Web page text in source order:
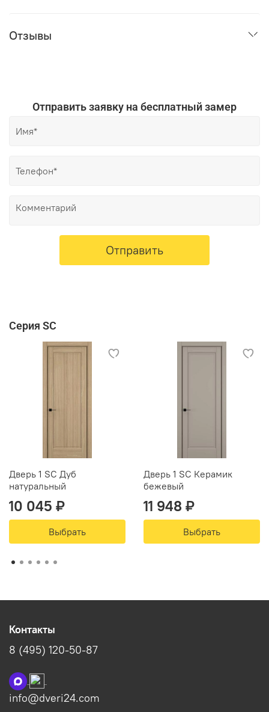
Отзывы
Отправить заявку на бесплатный замер
Отправить
Серия SC
Дверь 1 SC Дуб
натуральный
10 045 ₽
Выбрать
Дверь 1 SC Керамик
бежевый
11 948 ₽
Выбрать
Контакты
8 (495) 120-50-87
info@dveri24.com